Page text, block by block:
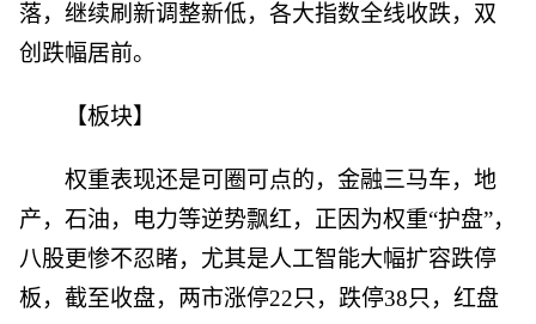
落，继续刷新调整新低，各大指数全线收跌，双
创跌幅居前。
【板块】
权重表现还是可圈可点的，金融三马车，地
产，石油，电力等逆势飘红，正因为权重“护盘”，
八股更惨不忍睹，尤其是人工智能大幅扩容跌停
板，截至收盘，两市涨停22只，跌停38只，红盘